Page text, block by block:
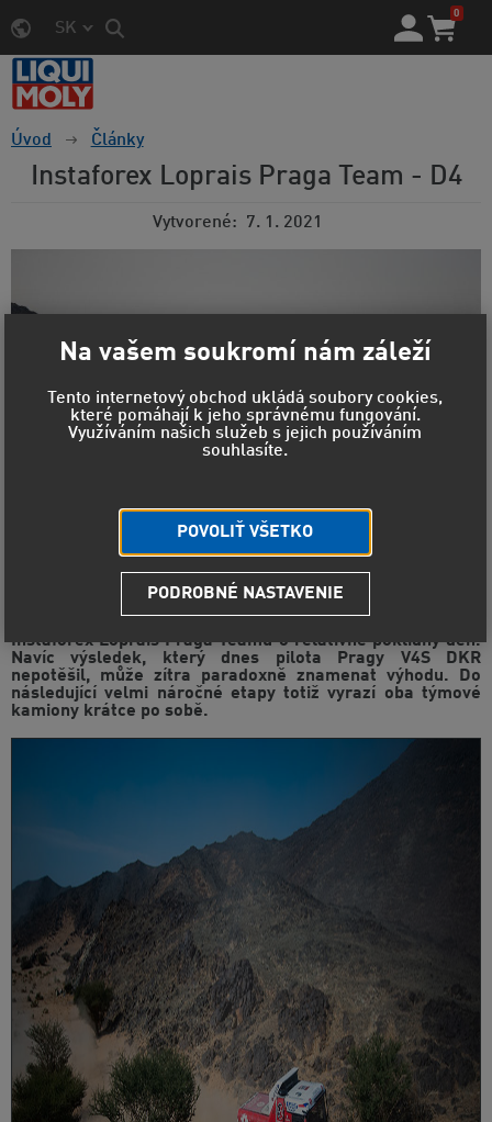
SK
0
Úvod Články
Instaforex Loprais Praga Team - D4
Vytvorené 7. 1. 2021
Instaforex Loprais Praga Teamu o relativně poklidný den.
Navíc výsledek, který dnes pilota Pragy V4S DKR
nepotěšil, může zítra paradoxně znamenat výhodu. Do
následující velmi náročné etapy totiž vyrazí oba týmové
kamiony krátce po sobě.
Na vašem soukromí nám záleží
Tento internetový obchod ukládá soubory cookies,
které pomáhají k jeho správnému fungování.
Využíváním našich služeb s jejich používáním
souhlasíte.
POVOLIŤ VŠETKO
PODROBNÉ NASTAVENIE